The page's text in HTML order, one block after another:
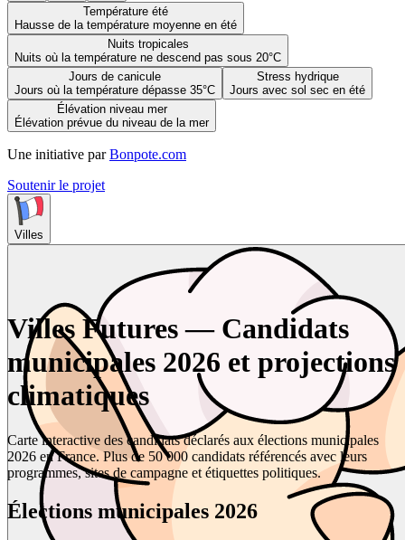
Température été
Hausse de la température moyenne en été
Nuits tropicales
Nuits où la température ne descend pas sous 20°C
Jours de canicule
Jours où la température dépasse 35°C
Stress hydrique
Jours avec sol sec en été
Élévation niveau mer
Élévation prévue du niveau de la mer
Une initiative par Bonpote.com
Soutenir le projet
Villes
Villes Futures — Candidats
municipales 2026 et projections
climatiques
Carte interactive des candidats déclarés aux élections municipales
2026 en France. Plus de 50 000 candidats référencés avec leurs
programmes, sites de campagne et étiquettes politiques.
Élections municipales 2026